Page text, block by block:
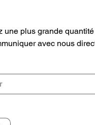
une plus grande
avec nous